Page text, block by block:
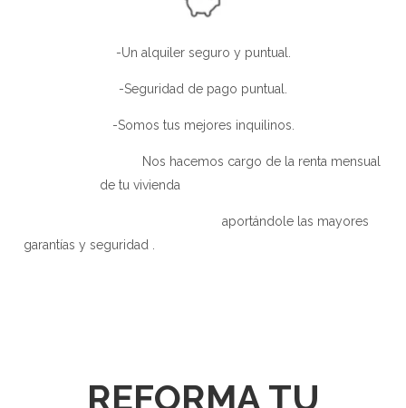
-Un alquiler seguro y puntual.
-Seguridad de pago puntual.
-Somos tus mejores inquilinos.
Nos hacemos cargo de la renta mensual
de tu vivienda
aportándole las mayores
garantías y seguridad .
REFORMA TU